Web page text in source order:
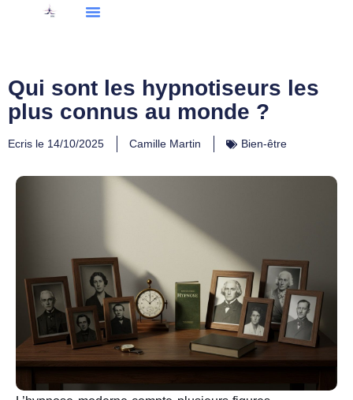
Qui sont les hypnotiseurs les
plus connus au monde ?
Ecris le 14/10/2025 Camille Martin Bien-être